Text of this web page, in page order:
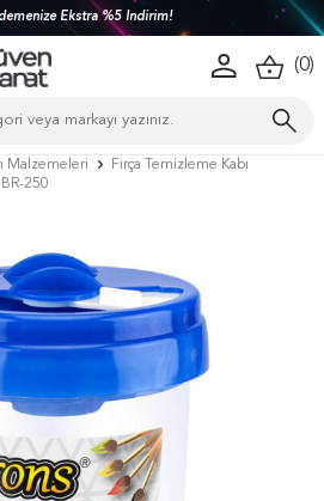
Ekstra %5 İndirim!
(0)
Malzemeleri
Fırça Temizleme Kabı
250